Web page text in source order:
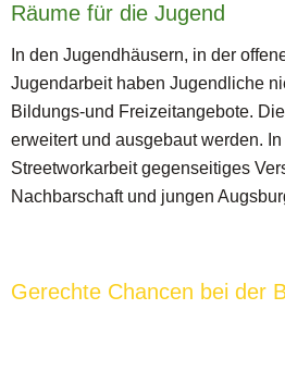
Räume für die Jugend
In den Jugendhäusern, in der
Jugendarbeit haben Jugendliche
Bildungs-und Freizeitangebote.
erweitert und ausgebaut werden.
Streetworkarbeit gegenseitiges
Nachbarschaft und jungen
Gerechte Chancen bei der